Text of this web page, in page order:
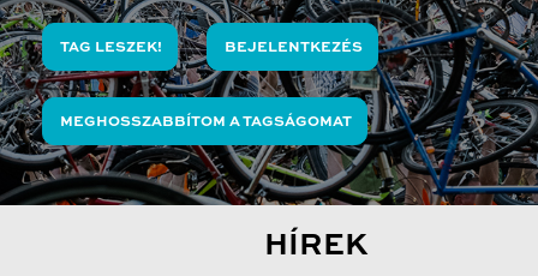
TAG LESZEK! BEJELENTKEZÉS
MEGHOSSZABBÍTOM A TAGSÁGOMAT
HÍREK